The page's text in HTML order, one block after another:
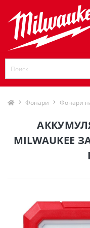
Фонари Фонари
MILWAUKEE